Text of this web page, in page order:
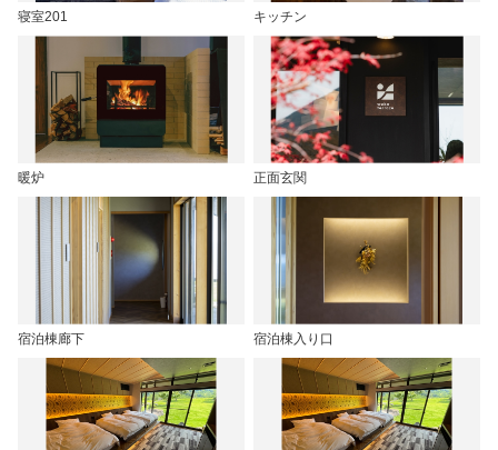
寝室201 キッチン
暖炉 正面玄関
宿泊棟廊下 宿泊棟入り口